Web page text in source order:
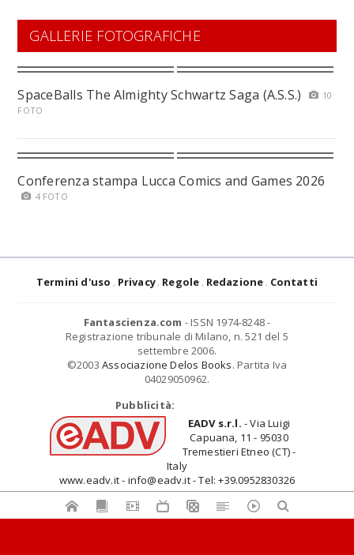
GALLERIE FOTOGRAFICHE
SpaceBalls The Almighty Schwartz Saga (A.S.S.)
10
FOTO
Conferenza stampa Lucca Comics and Games 2026
4 FOTO
Termini d'uso Privacy Regole Redazione Contatti
Fantascienza.com - ISSN 1974-8248 -
Registrazione tribunale di Milano, n. 521 del 5
settembre 2006.
©2003 Associazione Delos Books. Partita Iva
04029050962.
Pubblicità:
EADV s.r.l. - Via Luigi
Capuana, 11 - 95030
Tremestieri Etneo (CT) -
Italy
www.eadv.it - info@eadv.it - Tel: +39.0952830326